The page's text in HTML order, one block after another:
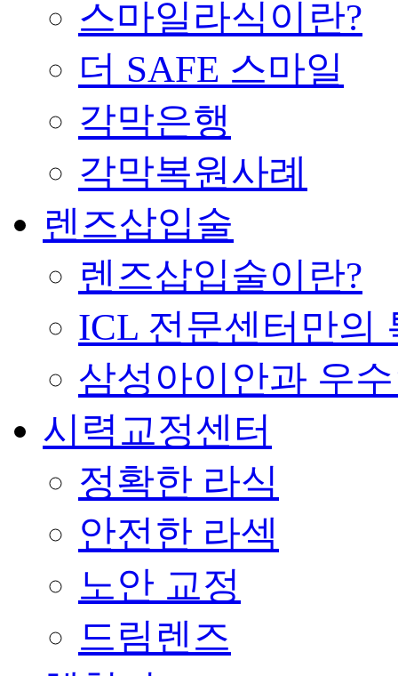
스마일라식이란?
더 SAFE 스마일
각막은행
각막복원사례
렌즈삽입술
렌즈삽입술이란?
ICL 전문센터만의
삼성아이안과 우
시력교정센터
정확한 라식
안전한 라섹
노안 교정
드림렌즈